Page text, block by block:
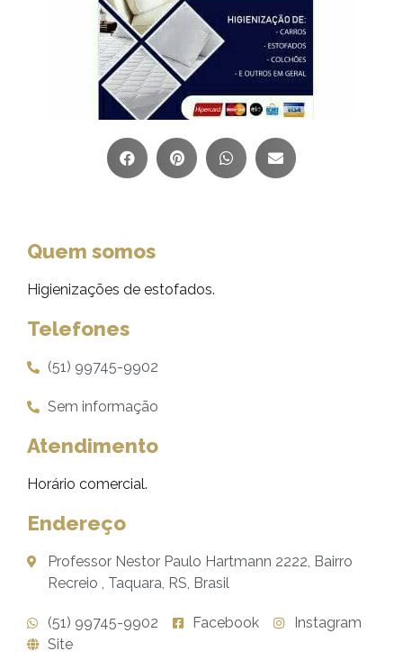
Quem somos
Higienizações de estofados.
Telefones
(51) 99745-9902
Sem informação
Atendimento
Horário comercial.
Endereço
Professor Nestor Paulo Hartmann 2222, Bairro
Recreio , Taquara, RS, Brasil
(51) 99745-9902 Facebook
Instagram
Site